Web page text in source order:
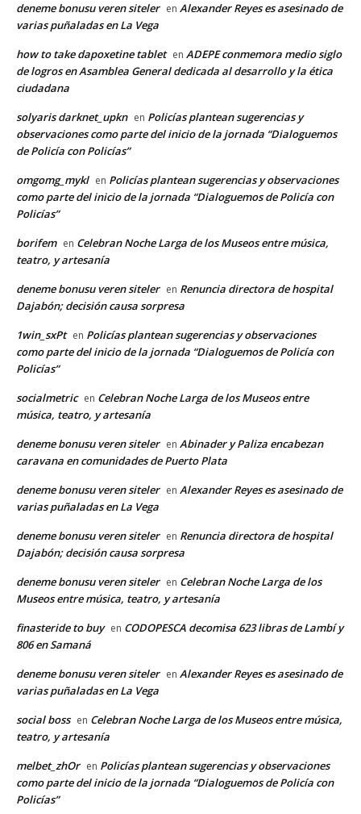
deneme bonusu veren siteler en Alexander Reyes es asesinado de
varias puñaladas en La Vega
how to take dapoxetine tablet en ADEPE conmemora medio siglo
de logros en Asamblea General dedicada al desarrollo y la ética
ciudadana
solyaris darknet_upkn en Policías plantean sugerencias y
observaciones como parte del inicio de la jornada “Dialoguemos
de Policía con Policías”
omgomg_mykl en Policías plantean sugerencias y observaciones
como parte del inicio de la jornada “Dialoguemos de Policía con
Policías”
borifem en Celebran Noche Larga de los Museos entre música,
teatro, y artesanía
deneme bonusu veren siteler en Renuncia directora de hospital
Dajabón; decisión causa sorpresa
1win_sxPt en Policías plantean sugerencias y observaciones
como parte del inicio de la jornada “Dialoguemos de Policía con
Policías”
socialmetric en Celebran Noche Larga de los Museos entre
música, teatro, y artesanía
deneme bonusu veren siteler en Abinader y Paliza encabezan
caravana en comunidades de Puerto Plata
deneme bonusu veren siteler en Alexander Reyes es asesinado de
varias puñaladas en La Vega
deneme bonusu veren siteler en Renuncia directora de hospital
Dajabón; decisión causa sorpresa
deneme bonusu veren siteler en Celebran Noche Larga de los
Museos entre música, teatro, y artesanía
finasteride to buy en CODOPESCA decomisa 623 libras de Lambí y
806 en Samaná
deneme bonusu veren siteler en Alexander Reyes es asesinado de
varias puñaladas en La Vega
social boss en Celebran Noche Larga de los Museos entre música,
teatro, y artesanía
melbet_zhOr en Policías plantean sugerencias y observaciones
como parte del inicio de la jornada “Dialoguemos de Policía con
Policías”